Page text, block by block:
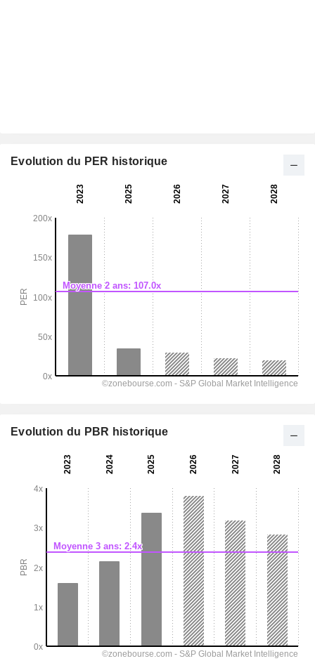
Evolution du PER historique
Evolution du PBR historique